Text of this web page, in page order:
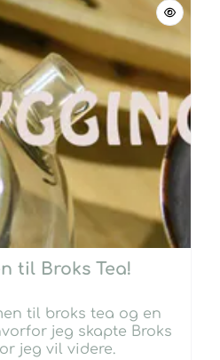
til Broks Tea!
til broks tea og en
jeg skapte Broks
jeg vil videre.